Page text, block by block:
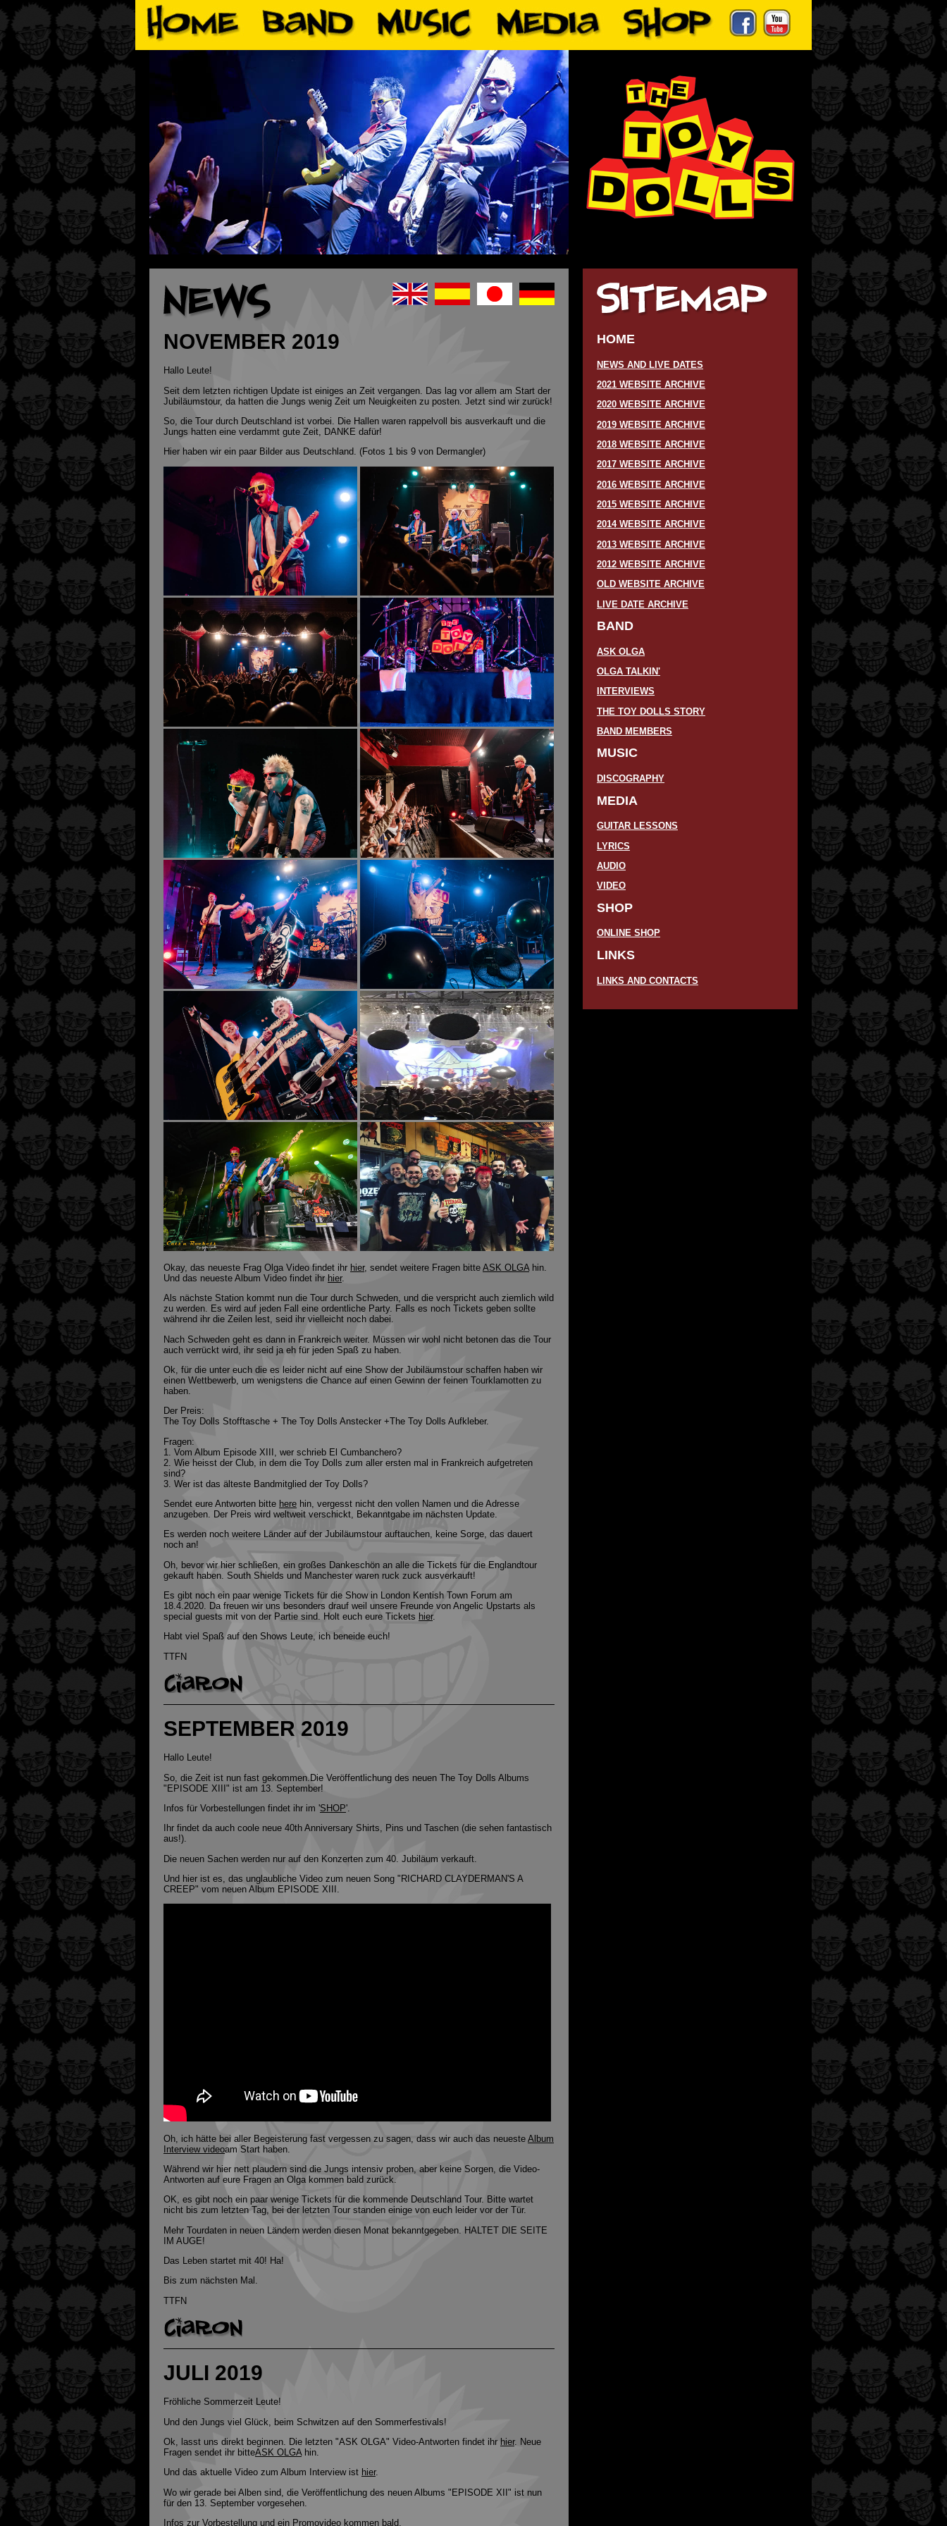
NOVEMBER 2019
Hallo Leute!
Seit dem letzten richtigen Update ist einiges an Zeit vergangen. Das lag vor allem am Start der
Jubiläumstour, da hatten die Jungs wenig Zeit um Neuigkeiten zu posten. Jetzt sind wir zurück!
So, die Tour durch Deutschland ist vorbei. Die Hallen waren rappelvoll bis ausverkauft und die
Jungs hatten eine verdammt gute Zeit, DANKE dafür!
Hier haben wir ein paar Bilder aus Deutschland. (Fotos 1 bis 9 von Dermangler)
Okay, das neueste Frag Olga Video findet ihr hier, sendet weitere Fragen bitte ASK OLGAhin.
Und das neueste Album Video findet ihr hier.
Als nächste Station kommt nun die Tour durch Schweden, und die verspricht auch ziemlich wild
zu werden. Es wird auf jeden Fall eine ordentliche Party. Falls es noch Tickets geben sollte
während ihr die Zeilen lest, seid ihr vielleicht noch dabei.
Nach Schweden geht es dann in Frankreich weiter. Müssen wir wohl nicht betonen das die Tour
auch verrückt wird, ihr seid ja eh für jeden Spaß zu haben.
Ok, für die unter euch die es leider nicht auf eine Show der Jubiläumstour schaffen haben wir
einen Wettbewerb, um wenigstens die Chance auf einen Gewinn der feinen Tourklamotten zu
haben.
Der Preis:
The Toy Dolls Stofftasche + The Toy Dolls Anstecker +The Toy Dolls Aufkleber.
Fragen:
1. Vom Album Episode XIII, wer schrieb El Cumbanchero?
2. Wie heisst der Club, in dem die Toy Dolls zum aller ersten mal in Frankreich aufgetreten
sind?
3. Wer ist das älteste Bandmitglied der Toy Dolls?
Sendet eure Antworten bitte here hin, vergesst nicht den vollen Namen und die Adresse
anzugeben. Der Preis wird weltweit verschickt, Bekanntgabe im nächsten Update.
Es werden noch weitere Länder auf der Jubiläumstour auftauchen, keine Sorge, das dauert
noch an!
Oh, bevor wir hier schließen, ein großes Dankeschön an alle die Tickets für die Englandtour
gekauft haben. South Shields und Manchester waren ruck zuck ausverkauft!
Es gibt noch ein paar wenige Tickets für die Show in London Kentish Town Forum am
18.4.2020. Da freuen wir uns besonders drauf weil unsere Freunde von Angelic Upstarts als
special guests mit von der Partie sind. Holt euch eure Tickets hier.
Habt viel Spaß auf den Shows Leute, ich beneide euch!
TTFN
SEPTEMBER 2019
Hallo Leute!
So, die Zeit ist nun fast gekommen.Die Veröffentlichung des neuen The Toy Dolls Albums
"EPISODE XIII" ist am 13. September!
Infos für Vorbestellungen findet ihr im 'SHOP'.
Ihr findet da auch coole neue 40th Anniversary Shirts, Pins und Taschen (die sehen fantastisch
aus!).
Die neuen Sachen werden nur auf den Konzerten zum 40. Jubiläum verkauft.
Und hier ist es, das unglaubliche Video zum neuen Song "RICHARD CLAYDERMAN'S A
CREEP" vom neuen Album EPISODE XIII.
Oh, ich hätte bei aller Begeisterung fast vergessen zu sagen, dass wir auch das neueste Album
Interview videoam Start haben.
Während wir hier nett plaudern sind die Jungs intensiv proben, aber keine Sorgen, die Video-
Antworten auf eure Fragen an Olga kommen bald zurück.
OK, es gibt noch ein paar wenige Tickets für die kommende Deutschland Tour. Bitte wartet
nicht bis zum letzten Tag, bei der letzten Tour standen einige von euch leider vor der Tür.
Mehr Tourdaten in neuen Ländern werden diesen Monat bekanntgegeben. HALTET DIE SEITE
IM AUGE!
Das Leben startet mit 40! Ha!
Bis zum nächsten Mal.
TTFN
JULI 2019
Fröhliche Sommerzeit Leute!
Und den Jungs viel Glück, beim Schwitzen auf den Sommerfestivals!
Ok, lasst uns direkt beginnen. Die letzten "ASK OLGA" Video-Antworten findet ihr hier. Neue
Fragen sendet ihr bitteASK OLGA hin.
Und das aktuelle Video zum Album Interview ist hier.
Wo wir gerade bei Alben sind, die Veröffentlichung des neuen Albums "EPISODE XII" ist nun
für den 13. September vorgesehen.
Infos zur Vorbestellung und ein Promovideo kommen bald.
HOME
NEWS AND LIVE DATES
2021 WEBSITE ARCHIVE
2020 WEBSITE ARCHIVE
2019 WEBSITE ARCHIVE
2018 WEBSITE ARCHIVE
2017 WEBSITE ARCHIVE
2016 WEBSITE ARCHIVE
2015 WEBSITE ARCHIVE
2014 WEBSITE ARCHIVE
2013 WEBSITE ARCHIVE
2012 WEBSITE ARCHIVE
OLD WEBSITE ARCHIVE
LIVE DATE ARCHIVE
BAND
ASK OLGA
OLGA TALKIN'
INTERVIEWS
THE TOY DOLLS STORY
BAND MEMBERS
MUSIC
DISCOGRAPHY
MEDIA
GUITAR LESSONS
LYRICS
AUDIO
VIDEO
SHOP
ONLINE SHOP
LINKS
LINKS AND CONTACTS